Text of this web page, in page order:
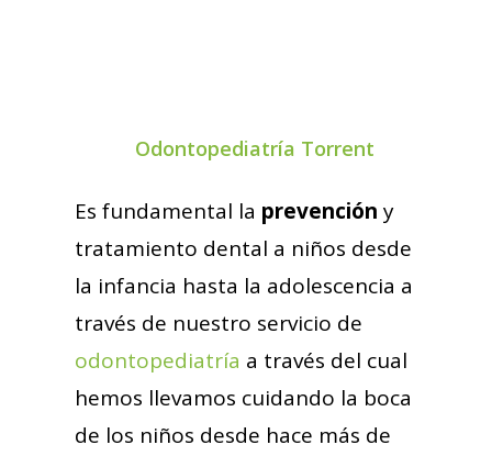
Odontopediatría Torrent
Es fundamental la prevención y
tratamiento dental a niños desde
la infancia hasta la adolescencia a
través de nuestro servicio de
odontopediatría a través del cual
hemos llevamos cuidando la boca
de los niños desde hace más de